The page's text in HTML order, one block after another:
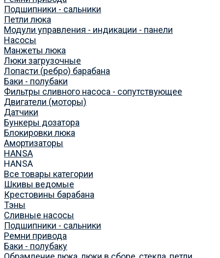
Подшипники - сальники
Петли люка
Модули управления - индикации - панели
Насосы
Манжеты люка
Люки загрузочные
Лопасти (ребро) барабана
Баки - полубаки
Фильтры сливного насоса - сопутствующее
Двигатели (моторы)
Датчики
Бункеры дозатора
Блокировки люка
Амортизаторы
HANSA
HANSA
Все товары категории
Шкивы ведомые
Крестовины барабана
Тэны
Сливные насосы
Подшипники - сальники
Ремни привода
Баки - полубаку